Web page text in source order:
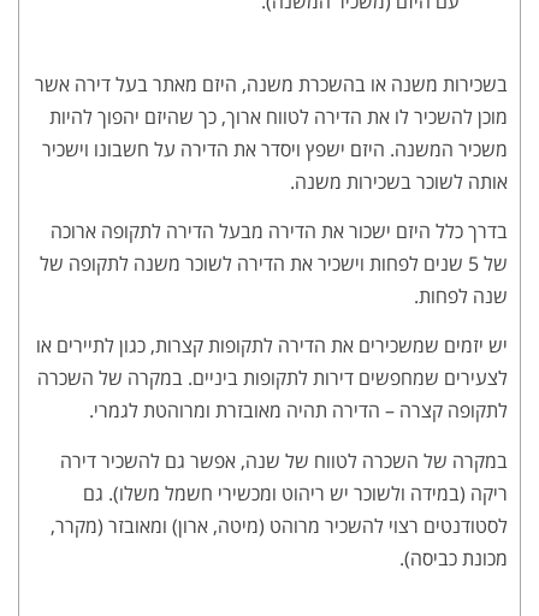
בשכירות משנה או בהשכרת משנה, היזם מאתר בעל דירה אשר
מוכן להשכיר לו את הדירה לטווח ארוך, כך שהיזם יהפוך להיות
משכיר המשנה. היזם ישפץ ויסדר את הדירה על חשבונו וישכיר
אותה לשוכר בשכירות משנה.
בדרך כלל היזם ישכור את הדירה מבעל הדירה לתקופה ארוכה
של 5 שנים לפחות וישכיר את הדירה לשוכר משנה לתקופה של
שנה לפחות.
יש יזמים שמשכירים את הדירה לתקופות קצרות, כגון לתיירים או
לצעירים שמחפשים דירות לתקופות ביניים. במקרה של השכרה
לתקופה קצרה – הדירה תהיה מאובזרת ומרוהטת לגמרי.
במקרה של השכרה לטווח של שנה, אפשר גם להשכיר דירה
ריקה (במידה ולשוכר יש ריהוט ומכשירי חשמל משלו). גם
לסטודנטים רצוי להשכיר מרוהט (מיטה, ארון) ומאובזר (מקרר,
מכונת כביסה).